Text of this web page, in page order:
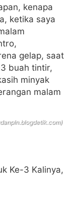
kenapa
ketika saya
gelap, saat
buah tintir,
minyak
malam
Ke-3 Kalinya,